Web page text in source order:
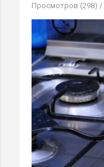
Просмотров (298) /